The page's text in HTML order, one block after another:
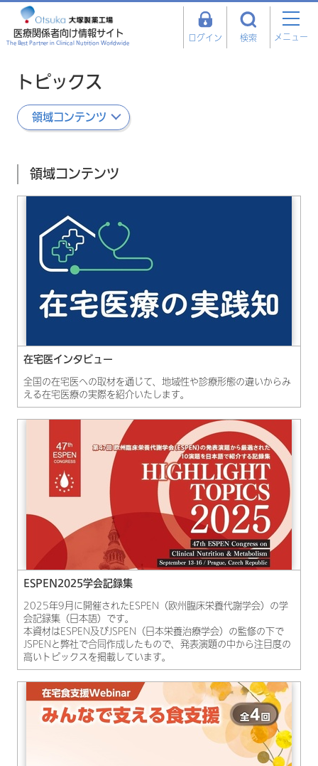
医療関係者向け情報サイト
The Best Partner in Clinical Nutrition Worldwide ログイン 検索 メニュー
トピックス
領域コンテンツ
領域コンテンツ
在宅医インタビュー
全国の在宅医への取材を通じて、地域性や診療形態の違いからみ
える在宅医療の実際を紹介いたします。
ESPEN2025学会記録集
2025年9月に開催されたESPEN（欧州臨床栄養代謝学会）の学
会記録集（日本語）です。
本資材はESPEN及びJSPEN（日本栄養治療学会）の監修の下で
JSPENと弊社で合同作成したもので、発表演題の中から注目度の
高いトピックスを掲載しています。